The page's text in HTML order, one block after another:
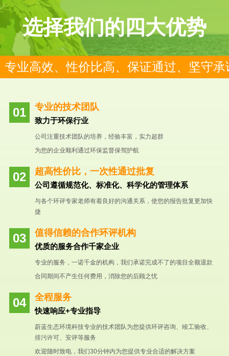
选择我们的四大优势
专业高效、性价比高、保证通过、坚守承
专业的技术团队
致力于环保行业
公司注重技术团队的培养，经验丰富，实力超群
为您的企业顺利通过环保监督保驾护航
超高性价比，一次性通过批复
公司遵循规范化、标准化、科学化的管理体系
与各个环评专家老师有着良好的沟通关系，使您的报告批复更加快
捷
值得信赖的合作环评机构
优质的服务合作千家企业
专业的服务，一诺千金的机构，我们承诺完成不了的项目全额退款
合同期间不产生任何费用，消除您的后顾之忧
全程服务
快速响应+专业指导
蔚蓝生态环境科技专业的技术团队为您提供环评咨询、竣工验收、
排污许可、安评等服务
欢迎随时致电，我们30分钟内为您提供专业合适的解决方案